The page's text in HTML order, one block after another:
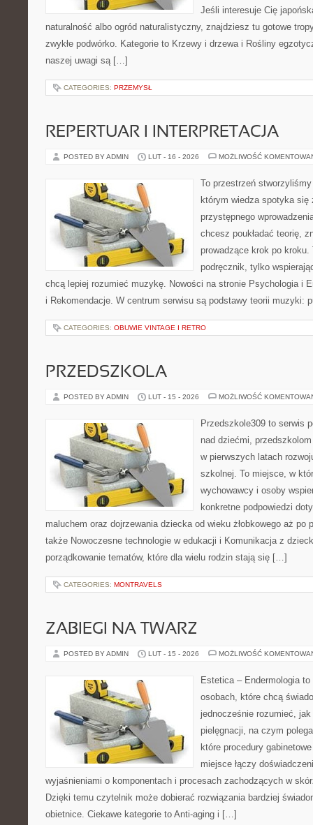
Jeśli interesuje Cię
naturalność albo ogród naturalistyczny, znajdziesz tu gotowe
zwykłe podwórko. Kategorie to Krzewy i drzewa i Rośliny
naszej uwagi są […]
CATEGORIES: PRZEMYSŁ
REPERTUAR I INTERPRETACJA
POSTED BY ADMIN LUT - 16 - 2026 MOŻLIWOŚĆ
To przestrzeń
którym wiedza spotyka
przystępnego
chcesz poukładać teorię,
prowadzące krok po
podręcznik, tylko
chcą lepiej rozumieć muzykę. Nowości na stronie Psychologia i
i Rekomendacje. W centrum serwisu są podstawy teorii muzyki:
CATEGORIES: OBUWIE VINTAGE I RETRO
PRZEDSZKOLA
POSTED BY ADMIN LUT - 15 - 2026 MOŻLIWOŚĆ
Przedszkole309 to serwis
nad dziećmi,
w pierwszych latach
szkolnej. To miejsce, w
wychowawcy i osoby
konkretne podpowiedzi
maluchem oraz dojrzewania dziecka od wieku żłobkowego aż po
także Nowoczesne technologie w edukacji i Komunikacja z
porządkowanie tematów, które dla wielu rodzin stają się […]
CATEGORIES: MONTRAVELS
ZABIEGI NA TWARZ
POSTED BY ADMIN LUT - 15 - 2026 MOŻLIWOŚĆ
Estetica – Endermologia
osobach, które chcą
jednocześnie rozumieć, jak
pielęgnacji, na czym
które procedury
miejsce łączy
wyjaśnieniami o komponentach i procesach zachodzących w
Dzięki temu czytelnik może dobierać rozwiązania bardziej
obietnice. Ciekawe kategorie to Anti-aging i […]